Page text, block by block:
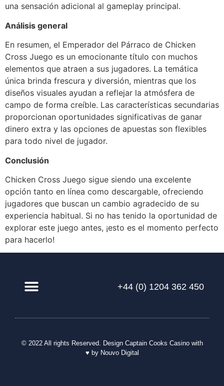
una sensación adicional al gameplay principal.
Análisis general
En resumen, el Emperador del Párraco de Chicken
Cross Juego es un emocionante título con muchos
elementos que atraen a sus jugadores. La temática
única brinda frescura y diversión, mientras que los
diseños visuales ayudan a reflejar la atmósfera de
campo de forma creíble. Las características secundarias
proporcionan oportunidades significativas de ganar
dinero extra y las opciones de apuestas son flexibles
para todo nivel de jugador.
Conclusión
Chicken Cross Juego sigue siendo una excelente
opción tanto en línea como descargable, ofreciendo
jugadores que buscan un cambio agradecido de su
experiencia habitual. Si no has tenido la oportunidad de
explorar este juego antes, ¡esto es el momento perfecto
para hacerlo!
+44 (0) 1204 362 450
© 2022 All rights Reserved. Design Captain Cooks Casinowith
♥ by Nouvo Digital